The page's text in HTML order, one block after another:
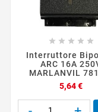
    
Interruttore
ARC 16A
MARLANVIL
5,64 €